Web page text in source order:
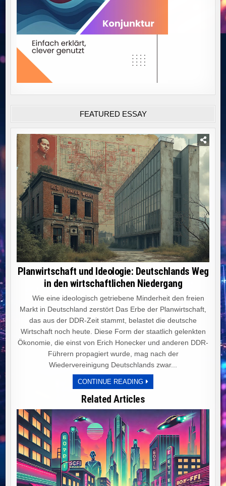
FEATURED ESSAY
Planwirtschaft und Ideologie: Deutschlands Weg
in den wirtschaftlichen Niedergang
Wie eine ideologisch getriebene Minderheit den freien
Markt in Deutschland zerstört Das Erbe der Planwirtschaft,
das aus der DDR-Zeit stammt, belastet die deutsche
Wirtschaft noch heute. Diese Form der staatlich gelenkten
Ökonomie, die einst von Erich Honecker und anderen DDR-
Führern propagiert wurde, mag nach der
Wiedervereinigung Deutschlands zwar...
CONTINUE READINGPLANWIRTSCHAFT
UND
DEUTSCHLANDS
WEG
IN
DEN
WIRTSCHAFTLICHEN
NIEDERGANG
Related Articles